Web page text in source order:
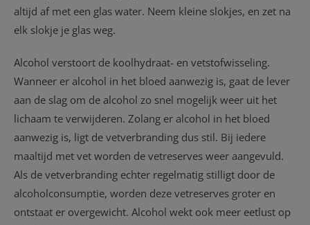
altijd af met een glas water. Neem kleine slokjes, en zet na
elk slokje je glas weg.
Alcohol verstoort de koolhydraat- en vetstofwisseling.
Wanneer er alcohol in het bloed aanwezig is, gaat de lever
aan de slag om de alcohol zo snel mogelijk weer uit het
lichaam te verwijderen. Zolang er alcohol in het bloed
aanwezig is, ligt de vetverbranding dus stil. Bij iedere
maaltijd met vet worden de vetreserves weer aangevuld.
Als de vetverbranding echter regelmatig stilligt door de
alcoholconsumptie, worden deze vetreserves groter en
ontstaat er overgewicht. Alcohol wekt ook meer eetlust op